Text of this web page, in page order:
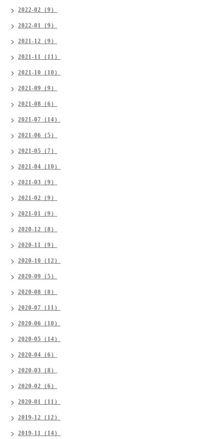
2022-02（9）
2022-01（9）
2021-12（9）
2021-11（11）
2021-10（10）
2021-09（9）
2021-08（6）
2021-07（14）
2021-06（5）
2021-05（7）
2021-04（10）
2021-03（9）
2021-02（9）
2021-01（9）
2020-12（8）
2020-11（9）
2020-10（12）
2020-09（5）
2020-08（8）
2020-07（11）
2020-06（10）
2020-05（14）
2020-04（6）
2020-03（8）
2020-02（6）
2020-01（11）
2019-12（12）
2019-11（14）